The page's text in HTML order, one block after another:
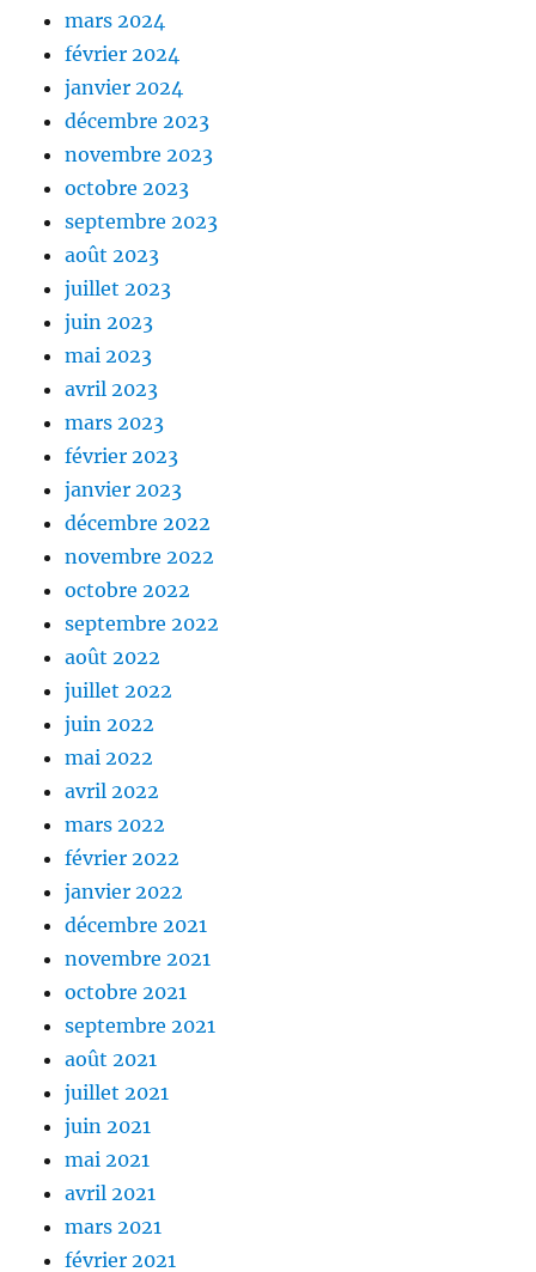
mars 2024
février 2024
janvier 2024
décembre 2023
novembre 2023
octobre 2023
septembre 2023
août 2023
juillet 2023
juin 2023
mai 2023
avril 2023
mars 2023
février 2023
janvier 2023
décembre 2022
novembre 2022
octobre 2022
septembre 2022
août 2022
juillet 2022
juin 2022
mai 2022
avril 2022
mars 2022
février 2022
janvier 2022
décembre 2021
novembre 2021
octobre 2021
septembre 2021
août 2021
juillet 2021
juin 2021
mai 2021
avril 2021
mars 2021
février 2021